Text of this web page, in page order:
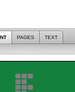
PAGES TEXT